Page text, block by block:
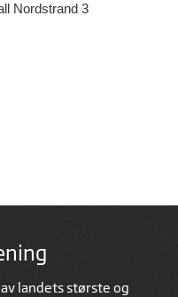
Nordstrand 3
landets største og